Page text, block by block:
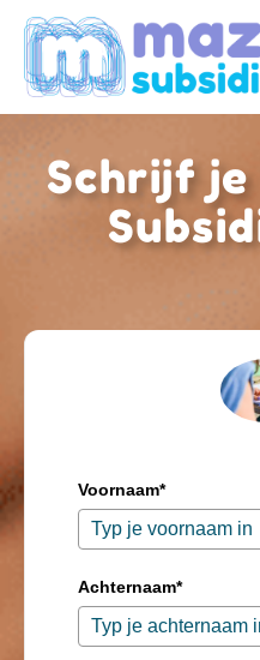
naar
inhoud
Schrijf
Voornaam*
Achternaam*